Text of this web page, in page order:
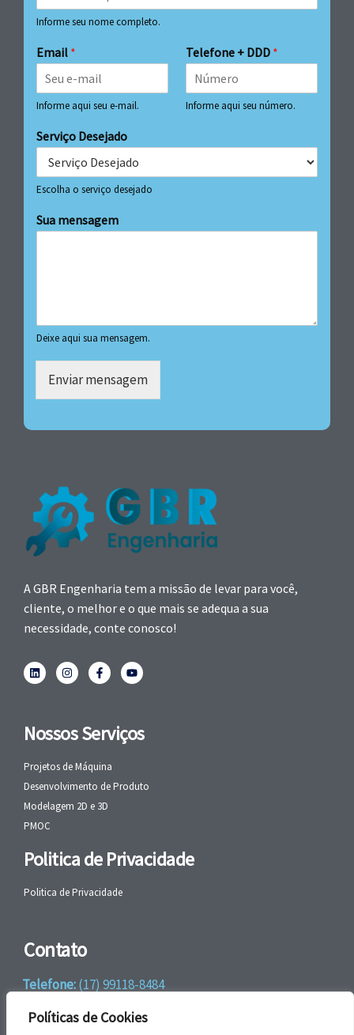
Políticas de Cookies
Informe seu nome completo.
Email *
Informe aqui seu e-mail.
Telefone + DDD *
Informe aqui seu número.
Serviço Desejado
Escolha o serviço desejado
Sua mensagem
Deixe aqui sua mensagem.
Enviar mensagem
A GBR Engenharia tem a missão de levar para você,
cliente, o melhor e o que mais se adequa a sua
necessidade, conte conosco!
Nossos Serviços
Projetos de Máquina
Desenvolvimento de Produto
Modelagem 2D e 3D
PMOC
Politica de Privacidade
Politica de Privacidade
Contato
Telefone:(17) 99118-8484
WhatsApp:+55 (17) 99118-8484